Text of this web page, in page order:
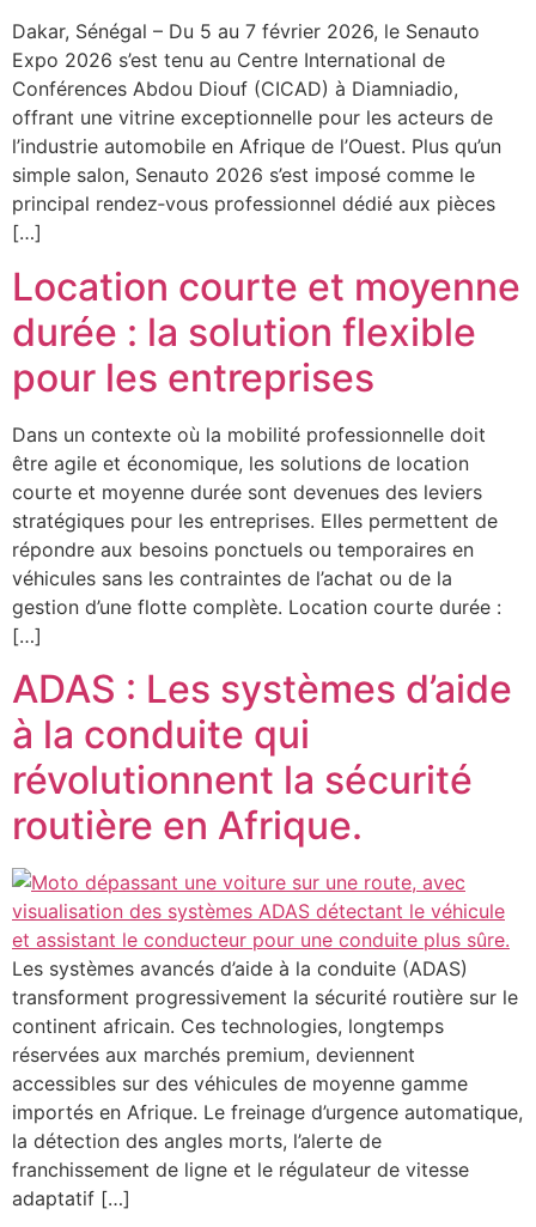
Dakar, Sénégal – Du 5 au 7 février 2026, le Senauto
Expo 2026 s’est tenu au Centre International de
Conférences Abdou Diouf (CICAD) à Diamniadio,
offrant une vitrine exceptionnelle pour les acteurs de
l’industrie automobile en Afrique de l’Ouest. Plus qu’un
simple salon, Senauto 2026 s’est imposé comme le
principal rendez‑vous professionnel dédié aux pièces
[…]
Location courte et moyenne
durée : la solution flexible
pour les entreprises
Dans un contexte où la mobilité professionnelle doit
être agile et économique, les solutions de location
courte et moyenne durée sont devenues des leviers
stratégiques pour les entreprises. Elles permettent de
répondre aux besoins ponctuels ou temporaires en
véhicules sans les contraintes de l’achat ou de la
gestion d’une flotte complète. Location courte durée :
[…]
ADAS : Les systèmes d’aide
à la conduite qui
révolutionnent la sécurité
routière en Afrique.
Les systèmes avancés d’aide à la conduite (ADAS)
transforment progressivement la sécurité routière sur le
continent africain. Ces technologies, longtemps
réservées aux marchés premium, deviennent
accessibles sur des véhicules de moyenne gamme
importés en Afrique. Le freinage d’urgence automatique,
la détection des angles morts, l’alerte de
franchissement de ligne et le régulateur de vitesse
adaptatif […]